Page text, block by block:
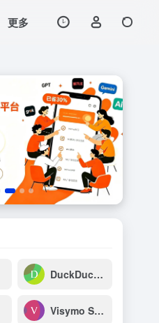
更多
DuckDuckGo
Visymo Search